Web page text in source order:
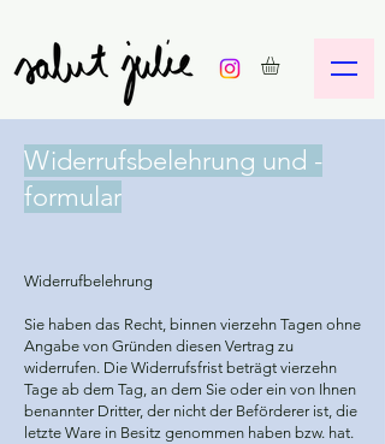
Widerrufsbelehrung und -
formular
Widerrufbelehrung
Sie haben das Recht, binnen vierzehn Tagen ohne
Angabe von Gründen diesen Vertrag zu
widerrufen. Die Widerrufsfrist beträgt vierzehn
Tage ab dem Tag, an dem Sie oder ein von Ihnen
benannter Dritter, der nicht der Beförderer ist, die
letzte Ware in Besitz genommen haben bzw. hat.